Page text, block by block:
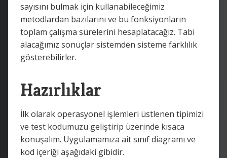
sayısını bulmak için kullanabileceğimiz
metodlardan bazılarını ve bu fonksiyonların
toplam çalışma sürelerini hesaplatacağız. Tabi
alacağımız sonuçlar sistemden sisteme farklılık
gösterebilirler.
Hazırlıklar
İlk olarak operasyonel işlemleri üstlenen tipimizi
ve test kodumuzu geliştirip üzerinde kısaca
konuşalım. Uygulamamıza ait sınıf diagramı ve
kod içeriği aşağıdaki gibidir.